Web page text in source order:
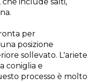
per
posizione
sollevato. L'ariete
coniglia e
processo è molto